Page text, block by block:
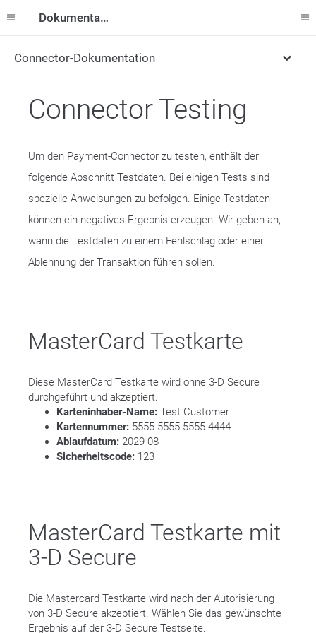
Dokumentation
Connector-Dokumentation
Connector Testing
Um den Payment-Connector zu testen, enthält der
folgende Abschnitt Testdaten. Bei einigen Tests sind
spezielle Anweisungen zu befolgen. Einige Testdaten
können ein negatives Ergebnis erzeugen. Wir geben an,
wann die Testdaten zu einem Fehlschlag oder einer
Ablehnung der Transaktion führen sollen.
MasterCard Testkarte
Diese MasterCard Testkarte wird ohne 3-D Secure
durchgeführt und akzeptiert.
Karteninhaber-Name: Test Customer
Kartennummer: 5555 5555 5555 4444
Ablaufdatum: 2029-08
Sicherheitscode: 123
MasterCard Testkarte mit
3-D Secure
Die Mastercard Testkarte wird nach der Autorisierung
von 3-D Secure akzeptiert. Wählen Sie das gewünschte
Ergebnis auf der 3-D Secure Testseite.